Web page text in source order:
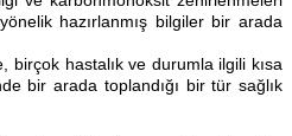
hazırlanmış bilgiler bir arada
birçok hastalık ve durumla ilgili kısa
bir arada toplandığı bir tür sağlık